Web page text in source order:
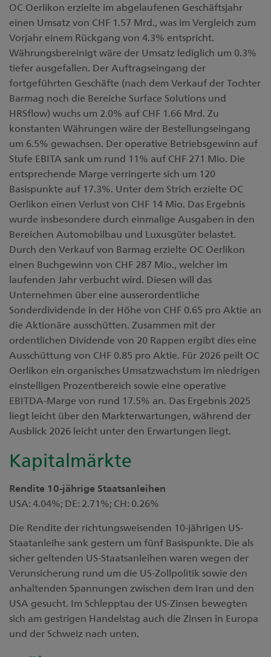
OC Oerlikon erzielte im abgelaufenen Geschäftsjahr
einen Umsatz von CHF 1.57 Mrd., was im Vergleich zum
Vorjahr einem Rückgang von 4.3% entspricht.
Währungsbereinigt wäre der Umsatz lediglich um 0.3%
tiefer ausgefallen. Der Auftragseingang der
fortgeführten Geschäfte (nach dem Verkauf der Tochter
Barmag noch die Bereiche Surface Solutions und
HRSflow) wuchs um 2.0% auf CHF 1.66 Mrd. Zu
konstanten Währungen wäre der Bestellungseingang
um 6.5% gewachsen. Der operative Betriebsgewinn auf
Stufe EBITA sank um rund 11% auf CHF 271 Mio. Die
entsprechende Marge verringerte sich um 120
Basispunkte auf 17.3%. Unter dem Strich erzielte OC
Oerlikon einen Verlust von CHF 14 Mio. Das Ergebnis
wurde insbesondere durch einmalige Ausgaben in den
Bereichen Automobilbau und Luxusgüter belastet.
Durch den Verkauf von Barmag erzielte OC Oerlikon
einen Buchgewinn von CHF 287 Mio., welcher im
laufenden Jahr verbucht wird. Diesen will das
Unternehmen über eine ausserordentliche
Sonderdividende in der Höhe von CHF 0.65 pro Aktie an
die Aktionäre ausschütten. Zusammen mit der
ordentlichen Dividende von 20 Rappen ergibt dies eine
Ausschüttung von CHF 0.85 pro Aktie. Für 2026 peilt OC
Oerlikon ein organisches Umsatzwachstum im niedrigen
einstelligen Prozentbereich sowie eine operative
EBITDA-Marge von rund 17.5% an. Das Ergebnis 2025
liegt leicht über den Markterwartungen, während der
Ausblick 2026 leicht unter den Erwartungen liegt.
Kapitalmärkte
Rendite 10-jährige Staatsanleihen
USA: 4.04%; DE: 2.71%; CH: 0.26%
Die Rendite der richtungsweisenden 10-jährigen US-
Staatanleihe sank gestern um fünf Basispunkte. Die als
sicher geltenden US-Staatsanleihen waren wegen der
Verunsicherung rund um die US-Zollpolitik sowie den
anhaltenden Spannungen zwischen dem Iran und den
USA gesucht. Im Schlepptau der US-Zinsen bewegten
sich am gestrigen Handelstag auch die Zinsen in Europa
und der Schweiz nach unten.